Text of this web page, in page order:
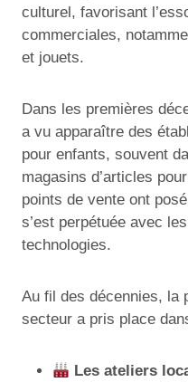
culturel, favorisant
commerciales,
et jouets.
Dans les premières
a vu apparaître des
pour enfants, souvent
magasins d’articles
points de vente ont
s’est perpétuée avec
technologies.
Au fil des décennies, la
secteur a pris place
Les ateliers